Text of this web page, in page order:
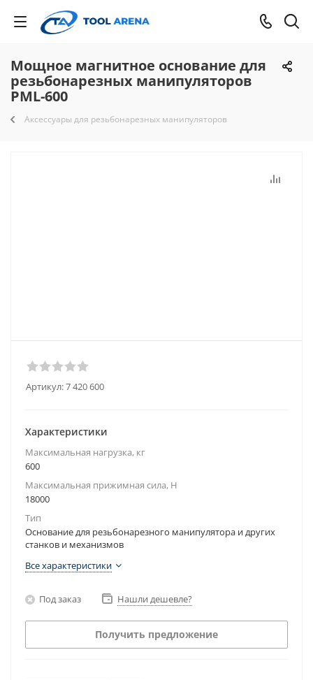
Мощное магнитное основание для
резьбонарезных манипуляторов
PML-600
Аксессуары для резьбонарезных манипуляторов
Артикул:7 420 600
Характеристики
Максимальная нагрузка, кг
600
Максимальная прижимная сила, Н
18000
Тип
Основание для резьбонарезного манипулятора и других
станков и механизмов
Все характеристики
Под заказ Нашли дешевле?
Получить предложение